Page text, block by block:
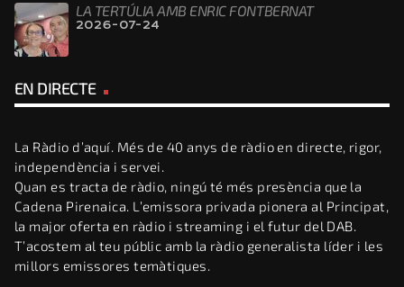
LA TERTÚLIA AMB ENRIC FONTBERNAT
2026-07-24
EN DIRECTE
La Ràdio d’aquí. Més de 40 anys de ràdio en directe, rigor,
independència i servei.
Quan es tracta de ràdio, ningú té més presència que la
Cadena Pirenaica. L’emissora privada pionera al Principat,
la major oferta en ràdio i streaming i el futur del DAB.
T’acostem al teu públic amb la ràdio generalista líder i les
millors emissores temàtiques.